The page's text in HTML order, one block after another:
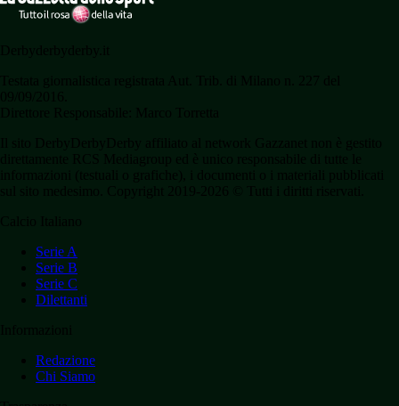
Serie A
Serie B
Serie C
Dilettanti
Redazione
Chi Siamo